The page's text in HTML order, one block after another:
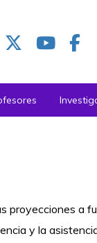
proyecciones a
y la